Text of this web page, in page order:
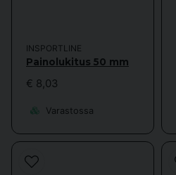
INSPORTLINE
Painolukitus 50 mm
€ 8,03
Varastossa